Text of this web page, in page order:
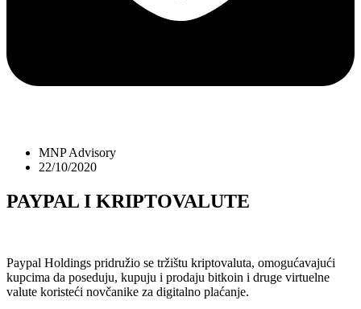
MNP Advisory
22/10/2020
PAYPAL I KRIPTOVALUTE
Paypal Holdings pridružio se tržištu kriptovaluta, omogućavajući
kupcima da poseduju, kupuju i prodaju bitkoin i druge virtuelne
valute koristeći novčanike za digitalno plaćanje.